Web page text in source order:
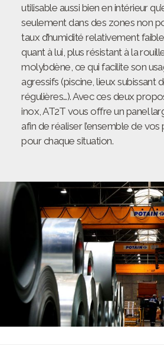
utilisable aussi bien en intérieur
seulement dans des zones non
taux d’humidité relativement
quant à lui, plus résistant à la
molybdène, ce qui facilite son
agressifs (piscine, lieux subissant
régulières…). Avec ces deux
inox, AT2T vous offre un panel
afin de réaliser l’ensemble de vos
pour chaque situation.